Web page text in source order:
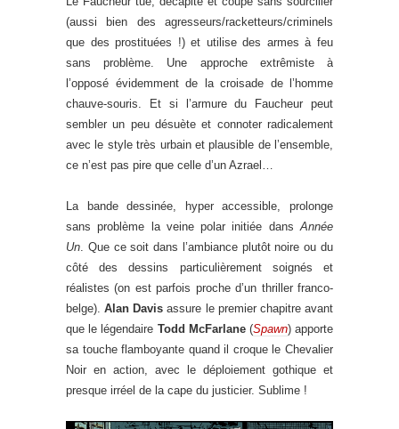
(aussi bien des agresseurs/racketteurs/criminels
que des prostituées !) et utilise des armes à feu
sans problème. Une approche extrêmiste à
l’opposé évidemment de la croisade de l’homme
chauve-souris. Et si l’armure du Faucheur peut
sembler un peu désuète et connoter radicalement
avec le style très urbain et plausible de l’ensemble,
ce n’est pas pire que celle d’un Azrael…
La bande dessinée, hyper accessible, prolonge
sans problème la veine polar initiée dansAnnée
Un. Que ce soit dans l’ambiance plutôt noire ou du
côté des dessins particulièrement soignés et
réalistes (on est parfois proche d’un thriller franco-
belge).Alan Davis assure le premier chapitre avant
que le légendaire Todd McFarlane(Spawn) apporte
sa touche flamboyante quand il croque le Chevalier
Noir en action, avec le déploiement gothique et
presque irréel de la cape du justicier. Sublime !